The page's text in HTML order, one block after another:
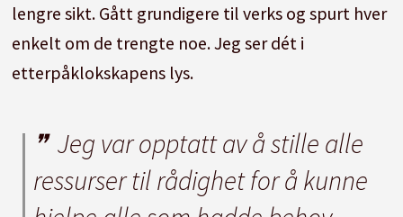
lengre sikt. Gått grundigere til verks og spurt hver
enkelt om de trengte noe. Jeg ser dét i
etterpåklokskapens lys.
Jeg var opptatt av å stille alle
ressurser til rådighet for å kunne